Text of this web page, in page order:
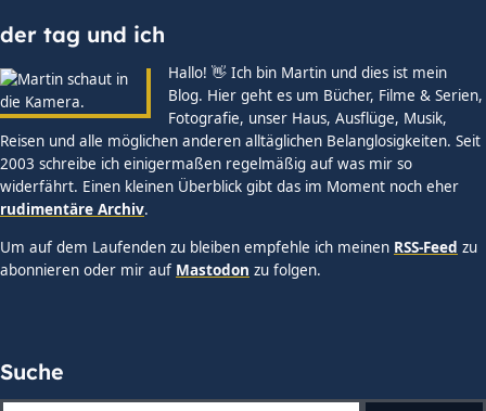
der tag und ich
Hallo! 👋 Ich bin Martin und dies ist mein
Blog. Hier geht es um Bücher, Filme & Serien,
Fotografie, unser Haus, Ausflüge, Musik,
Reisen und alle möglichen anderen alltäglichen Belanglosigkeiten. Seit
2003 schreibe ich einigermaßen regelmäßig auf was mir so
widerfährt. Einen kleinen Überblick gibt das im Moment noch eher
rudimentäre Archiv.
Um auf dem Laufenden zu bleiben empfehle ich meinen RSS-Feed zu
abonnieren oder mir auf Mastodon zu folgen.
Suche